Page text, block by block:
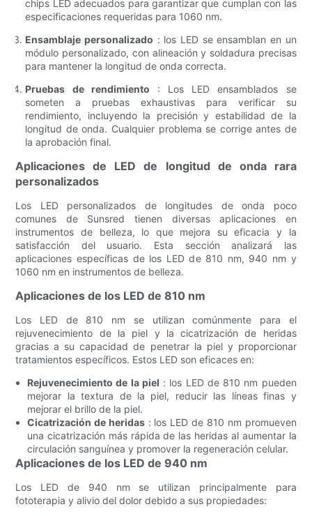
chips LED adecuados para garantizar que cumplan con las
especificaciones requeridas para 1060 nm.
Ensamblaje personalizado : los LED se ensamblan en un
módulo personalizado, con alineación y soldadura precisas
para mantener la longitud de onda correcta.
Pruebas de rendimiento : Los LED ensamblados se
someten a pruebas exhaustivas para verificar su
rendimiento, incluyendo la precisión y estabilidad de la
longitud de onda. Cualquier problema se corrige antes de
la aprobación final.
Aplicaciones de LED de longitud de onda rara
personalizados
Los LED personalizados de longitudes de onda poco
comunes de Sunsred tienen diversas aplicaciones en
instrumentos de belleza, lo que mejora su eficacia y la
satisfacción del usuario. Esta sección analizará las
aplicaciones específicas de los LED de 810 nm, 940 nm y
1060 nm en instrumentos de belleza.
Aplicaciones de los LED de 810 nm
Los LED de 810 nm se utilizan comúnmente para el
rejuvenecimiento de la piel y la cicatrización de heridas
gracias a su capacidad de penetrar la piel y proporcionar
tratamientos específicos. Estos LED son eficaces en:
Rejuvenecimiento de la piel : los LED de 810 nm pueden
mejorar la textura de la piel, reducir las líneas finas y
mejorar el brillo de la piel.
Cicatrización de heridas: los LED de 810 nm promueven
una cicatrización más rápida de las heridas al aumentar la
circulación sanguínea y promover la regeneración celular.
Aplicaciones de los LED de 940 nm
Los LED de 940 nm se utilizan principalmente para
fototerapia y alivio del dolor debido a sus propiedades: